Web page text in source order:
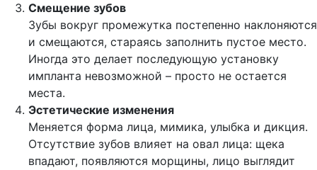
Смещение зубов
Зубы вокруг промежутка постепенно наклоняются
и смещаются, стараясь заполнить пустое место.
Иногда это делает последующую установку
импланта невозможной – просто не остается
места.
Эстетические изменения
Меняется форма лица, мимика, улыбка и дикция.
Отсутствие зубов влияет на овал лица: щека
впадают, появляются морщины, лицо выглядит